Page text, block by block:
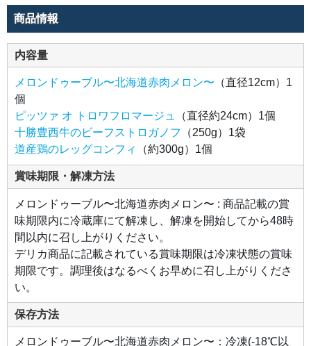
ーフ
スト
ロガ
ノフ
赤身
の旨
み溢
れる
北海
道十
勝産
「豊
西
牛」
の肩
ロー
ス肉
用
し、
ビー
イヨ
ン、
玉ね
ぎ、
北海
道産
マッ
シュ
ルー
ムの
コク
や甘
みを
活か
より
商品情報
内容量
メロンドゥーブル〜北海道赤肉メロン〜 （直径12cm）1
個
ピッツァ オ トロワフロマージュ
（直径約24cm）1個
十勝豊西牛のビーフストロガノフ （250g）1袋
道産鶏のレッグコンフィ
（約300g）1個
賞味期限・解凍方法
メロンドゥーブル〜北海道赤肉メロン〜 : 商品記載の賞
味期限内に冷蔵庫にて解凍し、解凍を開始してから48時
間以内に召し上がりください。
デリカ商品に記載されている賞味期限は冷凍状態の賞味
期限です。調理後はなるべくお早めに召し上がりくださ
い。
保存方法
メロンドゥーブル〜北海道赤肉メロン〜：冷凍(-18℃以